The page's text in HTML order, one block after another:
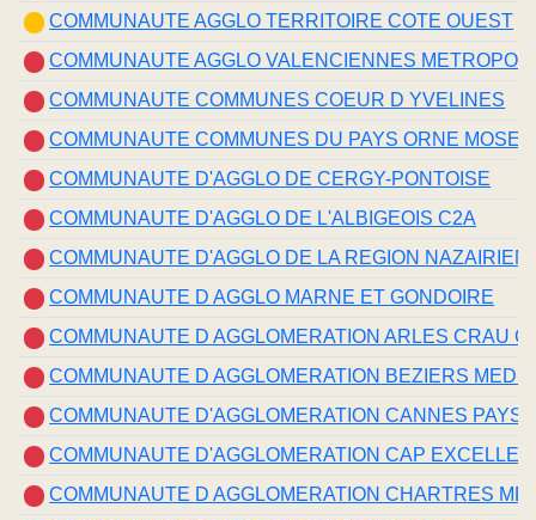
COMMUNAUTE AGGLO TERRITOIRE COTE OUEST
COMMUNAUTE AGGLO VALENCIENNES
COMMUNAUTE COMMUNES COEUR D YVELINES
COMMUNAUTE COMMUNES DU PAYS ORNE
COMMUNAUTE D'AGGLO DE CERGY-PONTOISE
COMMUNAUTE D'AGGLO DE L'ALBIGEOIS C2A
COMMUNAUTE D'AGGLO DE LA REGION
COMMUNAUTE D AGGLO MARNE ET GONDOIRE
COMMUNAUTE D AGGLOMERATION ARLES CRAU
COMMUNAUTE D AGGLOMERATION BEZIERS
COMMUNAUTE D'AGGLOMERATION CANNES PAYS
COMMUNAUTE D'AGGLOMERATION CAP
COMMUNAUTE D AGGLOMERATION CHARTRES